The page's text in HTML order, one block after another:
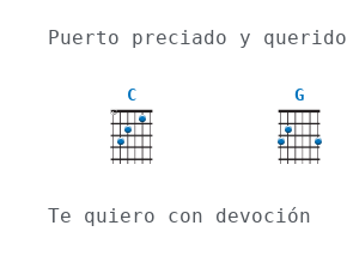
Puerto preciado y
C
X
G
Te quiero con devoción